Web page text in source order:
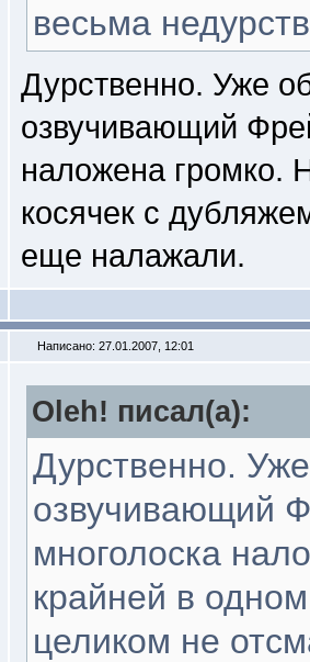
весьма
Дурственно. Уже
озвучивающий
наложена громко.
косячек с
еще налажали.
Написано: 27.01.2007, 12:01
Oleh! писал(a):
Дурственно.
озвучивающий
многолоска
крайней в
целиком не